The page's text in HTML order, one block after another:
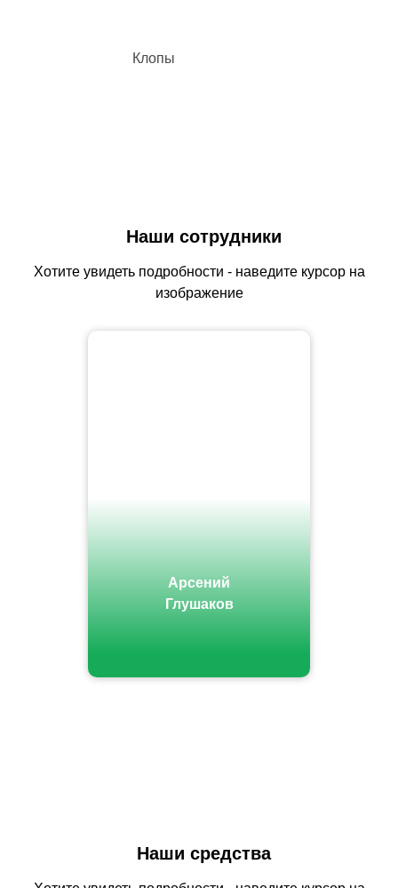
Клопы
Наши сотрудники
Хотите увидеть подробности - наведите курсор на
изображение
Арсений
Глушаков
Наши средства